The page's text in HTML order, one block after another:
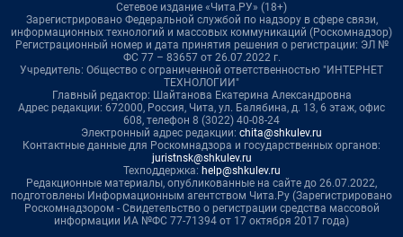
Сетевое издание «Чита.РУ» (18+)
Зарегистрировано Федеральной службой по надзору в сфере связи,
информационных технологий и массовых коммуникаций (Роскомнадзор)
Регистрационный номер и дата принятия решения о регистрации: ЭЛ №
ФС 77 – 83657 от 26.07.2022 г.
Учредитель: Общество с ограниченной ответственностью "ИНТЕРНЕТ
ТЕХНОЛОГИИ"
Главный редактор: Шайтанова Екатерина Александровна
Адрес редакции: 672000, Россия, Чита, ул. Балябина, д. 13, 6 этаж, офис
608, телефон 8 (3022) 40-08-24
Электронный адрес редакции: chita@shkulev.ru
Контактные данные для Роскомнадзора и государственных органов:
juristnsk@shkulev.ru
Техподдержка: help@shkulev.ru
Редакционные материалы, опубликованные на сайте до 26.07.2022,
подготовлены Информационным агентством Чита.Ру (Зарегистрировано
Роскомнадзором - Свидетельство о регистрации средства массовой
информации ИА №ФС 77-71394 от 17 октября 2017 года)